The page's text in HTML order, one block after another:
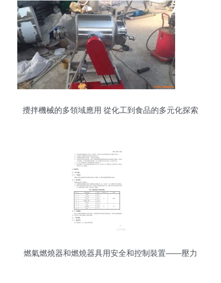
攪拌機械的多領域應用 從化工到食品的多元化探索
燃氣燃燒器和燃燒器具用安全和控制裝置——壓力